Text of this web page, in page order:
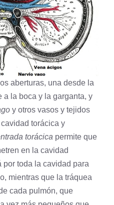
aberturas, una desde la
a la boca y la garganta, y
y otros vasos y tejidos
torácica y
torácica permite que
en la cavidad
por toda la cavidad para
, mientras que la tráquea
cada pulmón, que